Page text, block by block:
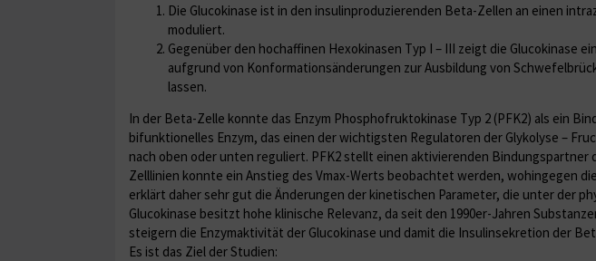
Die Glucokinase ist in den in­sulinproduzierenden Beta-Zellen an einen
moduliert.
Gegenüber den hochaffinen Hexo­kinasen Typ I – III zeigt die
aufgrund von Konformationsänderungen zur Ausbil­dung von
lassen.
In der Beta-Zelle konnte das Enzym Phosphofruktokinase Typ 2 (PFK2) als ein
bifunktionelles Enzym, das einen der wichtigsten Regulatoren der Glykolyse –
nach oben oder unten reguliert. PFK2 stellt einen aktivierenden Bindungspartner
Zelllinien konnte ein Anstieg des Vmax-Werts beobachtet werden, wohingegen
erklärt daher sehr gut die Änderungen der kinetischen Parameter, die unter der
Glucokinase besitzt hohe klinische Relevanz, da seit den 1990er-Jahren
steigern die Enzymaktivität der Glucokinase und damit die Insulinsekretion der
Es ist das Ziel der Studien: